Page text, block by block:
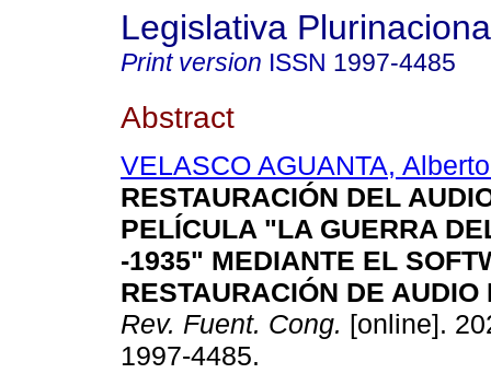
Legislativa
Print version ISSN 1997-4485
Abstract
VELASCO AGUANTA,
RESTAURACIÓN DEL
PELÍCULA "LA GUERRA
-1935" MEDIANTE EL
RESTAURACIÓN DE AUDIO
Rev. Fuent. Cong. [online].
1997-4485.